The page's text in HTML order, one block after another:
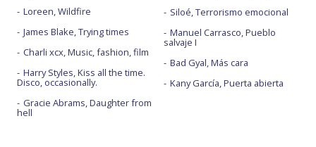
Loreen, Wildfire
James Blake, Trying times
Charli xcx, Music, fashion, film
Harry Styles, Kiss all the time.
Disco, occasionally.
Gracie Abrams, Daughter from
hell
Siloé, Terrorismo emocional
Manuel Carrasco, Pueblo
salvaje I
Bad Gyal, Más cara
Kany García, Puerta abierta